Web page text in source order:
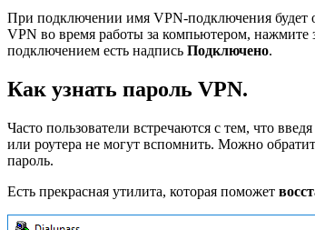
При подключении имя VPN-подключения будет
VPN во время работы за компьютером, нажмите
подключением есть надпись Подключено.
Как узнать пароль VPN.
Часто пользователи встречаются с тем, что
или роутера не могут вспомнить. Можно
пароль.
Есть прекрасная утилита, которая поможет